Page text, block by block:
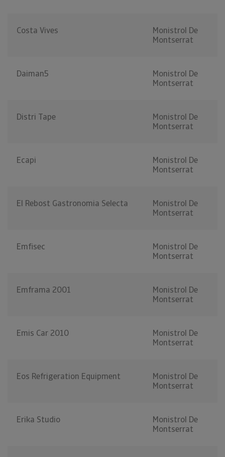
Costa Vives
Monistrol De
Montserrat
Daiman5
Monistrol De
Montserrat
Distri Tape
Monistrol De
Montserrat
Ecapi
Monistrol De
Montserrat
El Rebost Gastronomia Selecta
Monistrol De
Montserrat
Emfisec
Monistrol De
Montserrat
Emframa 2001
Monistrol De
Montserrat
Emis Car 2010
Monistrol De
Montserrat
Eos Refrigeration Equipment
Monistrol De
Montserrat
Erika Studio
Monistrol De
Montserrat